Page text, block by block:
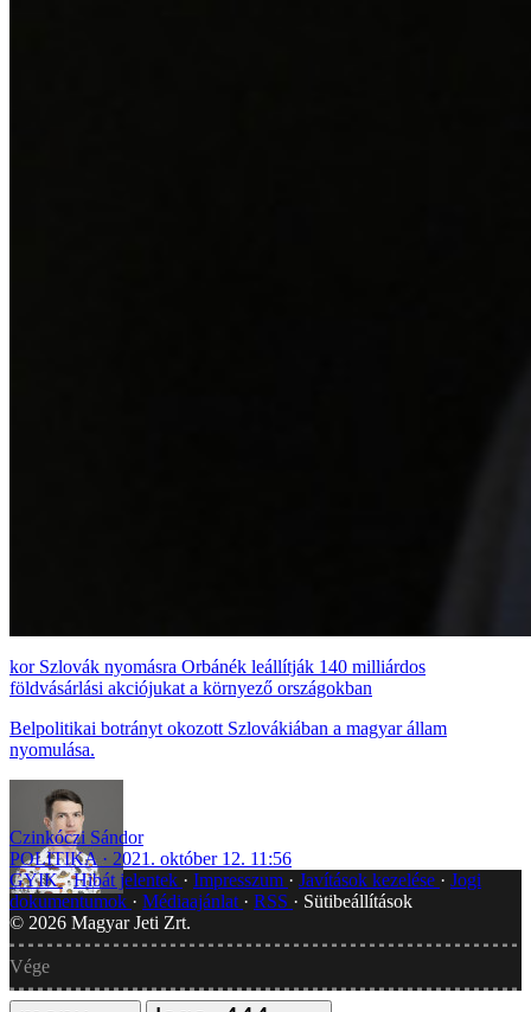
Szlovák nyomásra Orbánék leállítják 140 milliárdos
földvásárlási akciójukat a környező országokban
Belpolitikai botrányt okozott Szlovákiában a magyar állam
nyomulása.
Czinkóczi Sándor
POLITIKA
2021. október 12. 11:56
GYIK Hibát jelentek Impresszum Javítások kezelése
Jogi
dokumentumok
Médiaajánlat RSS
Sütibeállítások
© 2026 Magyar Jeti Zrt.
Vége